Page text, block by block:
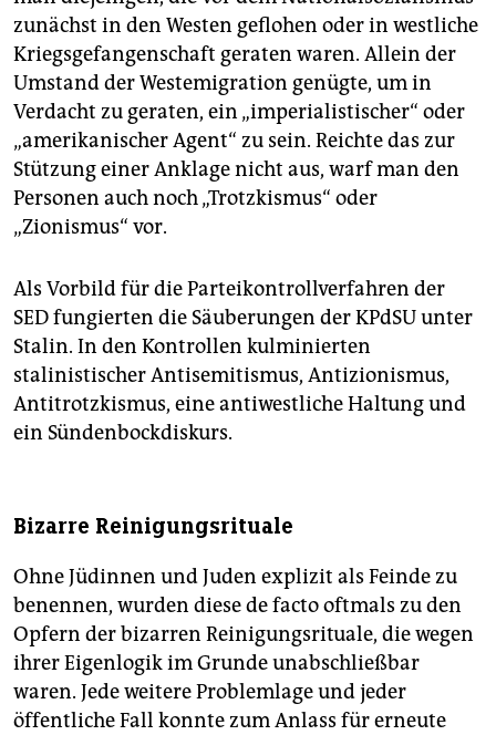
zunächst in den Westen geflohen oder in westliche
Kriegsgefangenschaft geraten waren. Allein der
Umstand der Westemigration genügte, um in
Verdacht zu geraten, ein „imperialistischer“ oder
„amerikanischer Agent“ zu sein. Reichte das zur
Stützung einer Anklage nicht aus, warf man den
Personen auch noch „Trotzkismus“ oder
„Zionismus“ vor.
Als Vorbild für die Parteikontrollverfahren der
SED fungierten die Säuberungen der KPdSU unter
Stalin. In den Kontrollen kulminierten
stalinistischer Antisemitismus, Antizionismus,
Antitrotzkismus, eine antiwestliche Haltung und
ein Sündenbockdiskurs.
Bizarre Reinigungsrituale
Ohne Jüdinnen und Juden explizit als Feinde zu
benennen, wurden diese de facto oftmals zu den
Opfern der bizarren Reinigungsrituale, die wegen
ihrer Eigenlogik im Grunde unabschließbar
waren. Jede weitere Problemlage und jeder
öffentliche Fall konnte zum Anlass für erneute